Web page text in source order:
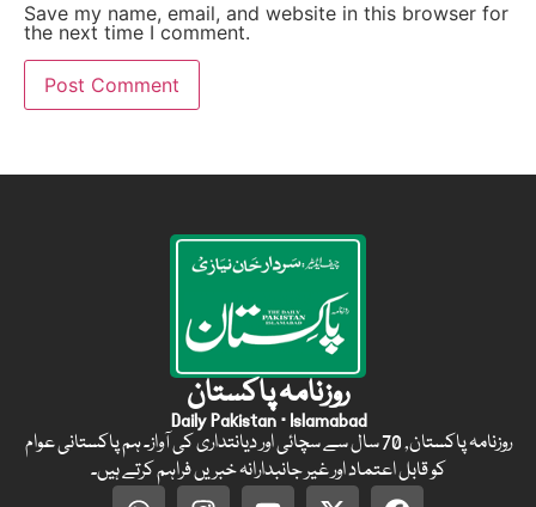
Save my name, email, and website in this browser for
the next time I comment.
روزنامہ پاکستان
Daily Pakistan · Islamabad
روزنامہ پاکستان, 70 سال سے سچائی اور دیانتداری کی آواز۔ ہم پاکستانی عوام
کو قابل اعتماد اور غیر جانبدارانہ خبریں فراہم کرتے ہیں۔